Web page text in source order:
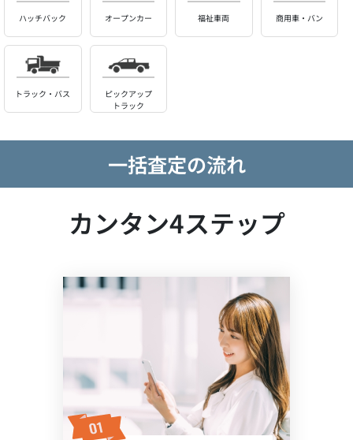
ハッチバック オープンカー 福祉車両 商用車・バン
トラック・バス
ピックアップ
トラック
一括査定の流れ
カンタン4ステップ